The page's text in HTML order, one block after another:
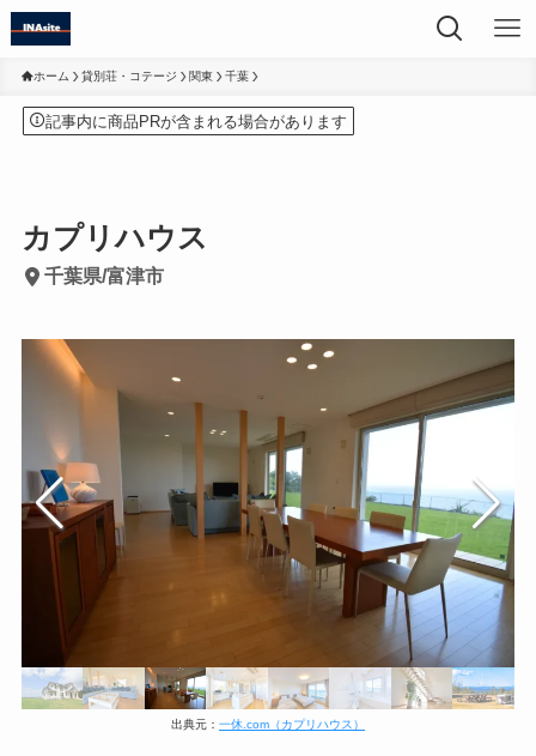
ホーム 貸別荘・コテージ 関東 千葉
記事内に商品PRが含まれる場合があります
カプリハウス
千葉県/富津市
出典元： 一休.com（カプリハウス）